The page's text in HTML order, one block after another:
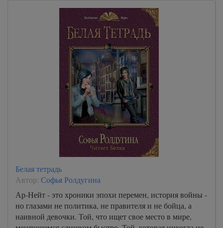
Белая тетрадь
Автор: Софья Ролдугина
Ар-Нейт - это хроники эпохи перемен, история войны -
но глазами не политика, не правителя и не бойца, а
наивной девочки. Той, что ищет свое место в мире,